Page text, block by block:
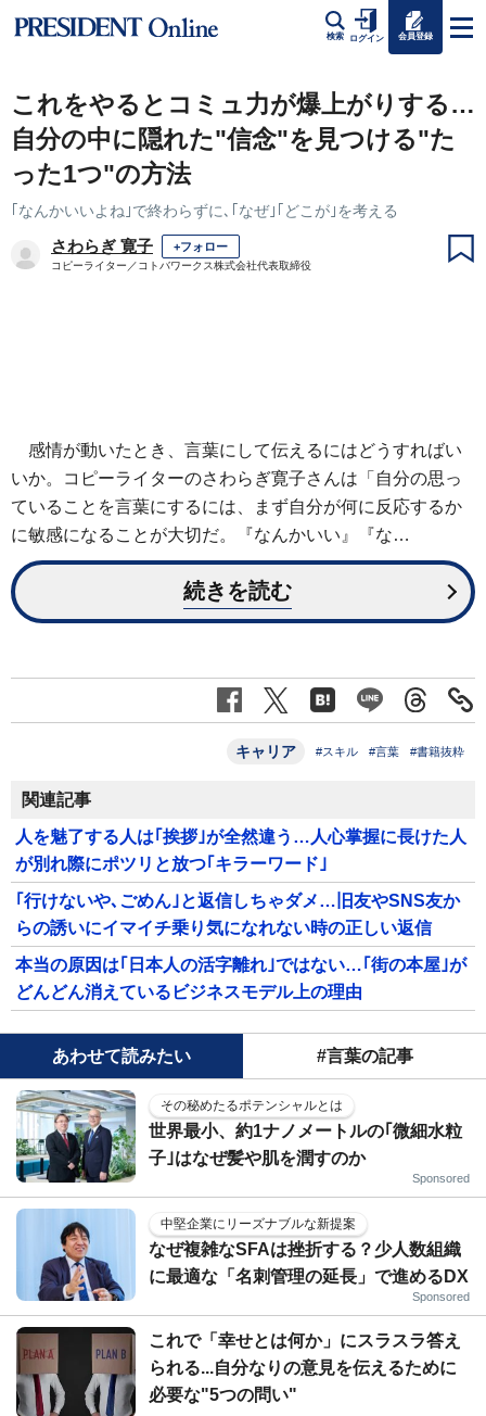
検索 ログイン 会員登録
これをやるとコミュ力が爆上がりする…
自分の中に隠れた"信念"を見つける"た
った1つ"の方法
｢なんかいいよね｣で終わらずに､｢なぜ｣｢どこが｣を考える
さわらぎ 寛子 +フォロー
コピーライター／コトバワークス株式会社代表取締役
感情が動いたとき、言葉にして伝えるにはどうすればい
いか。コピーライターのさわらぎ寛子さんは「自分の思っ
ていることを言葉にするには、まず自分が何に反応するか
に敏感になることが大切だ。『なんかいい』『な…
続きを読む
キャリア #スキル #言葉 #書籍抜粋
関連記事
人を魅了する人は｢挨拶｣が全然違う…人心掌握に長けた人
が別れ際にポツリと放つ｢キラーワード｣
｢行けないや､ごめん｣と返信しちゃダメ…旧友やSNS友か
らの誘いにイマイチ乗り気になれない時の正しい返信
本当の原因は｢日本人の活字離れ｣ではない…｢街の本屋｣が
どんどん消えているビジネスモデル上の理由
あわせて読みたい #言葉の記事
その秘めたるポテンシャルとは
世界最小、約1ナノメートルの｢微細水粒
子｣はなぜ髪や肌を潤すのか
Sponsored
中堅企業にリーズナブルな新提案
なぜ複雑なSFAは挫折する？少人数組織
に最適な「名刺管理の延長」で進めるDX
Sponsored
これで「幸せとは何か」にスラスラ答え
られる...自分なりの意見を伝えるために
必要な"5つの問い"